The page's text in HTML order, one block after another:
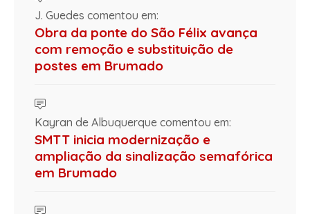
J. Guedes comentou em:
Obra da ponte do São Félix avança
com remoção e substituição de
postes em Brumado
Kayran de Albuquerque comentou em:
SMTT inicia modernização e
ampliação da sinalização semafórica
em Brumado